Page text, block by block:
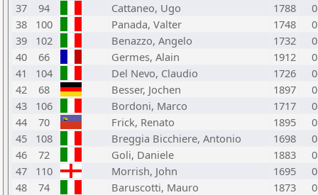
37
94 Cattaneo, Ugo 1788
0
38
100 Panada, Valter 1748
0
39
102 Benazzo, Angelo 1732
0
40
66 Germes, Alain 1912
0
41
104 Del Nevo, Claudio 1726
0
42
68 Besser, Jochen 1897
0
43
106 Bordoni, Marco 1717
0
44
70 Frick, Renato 1895
0
45
108 Breggia Bicchiere, Antonio 1698
0
46
72 Goli, Daniele 1883
0
47
110 Morrish, John 1695
0
48
74 Baruscotti, Mauro 1873
0